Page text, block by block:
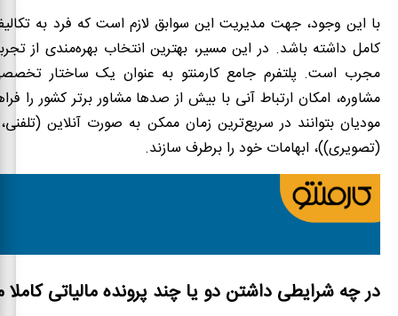
با این وجود، جهت مدیریت این سوابق لازم است که فرد به
کامل داشته باشد. در این مسیر، بهترین انتخاب بهره‌مندی از
مجرب است. پلتفرم جامع کارمنتو به عنوان یک ساختار
مشاوره، امکان ارتباط آنی با بیش از صدها مشاور برتر کشور را
مودیان بتوانند در سریع‌ترین زمان ممکن به صورت آنلاین
(تصویری))، ابهامات خود را برطرف سازند.
در چه شرایطی داشتن دو یا چند پرونده مالیاتی